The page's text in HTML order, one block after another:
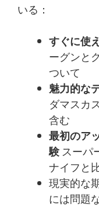
いる：
すぐに使
ーグンと
ついて
魅力的な
ダマスカ
含む
最初のア
験スーパ
ナイフと
現実的な
には問題